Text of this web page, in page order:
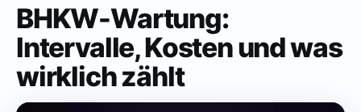
BHKW-Wartung:
Intervalle, Kosten und was
wirklich zählt